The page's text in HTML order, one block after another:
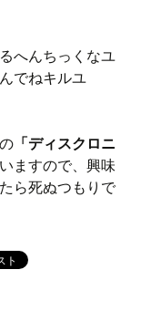
へんちっくなユ
でねキルユ
「ディスクロニ
ますので、興味
ら死ぬつもりで